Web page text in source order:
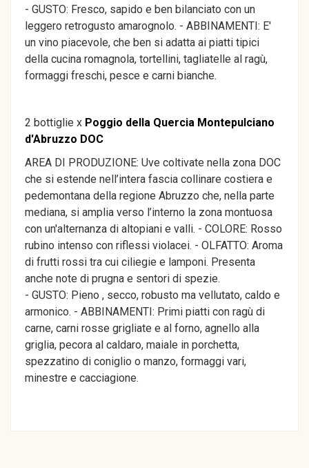
- GUSTO: Fresco, sapido e ben bilanciato con un
leggero retrogusto amarognolo. - ABBINAMENTI: E'
un vino piacevole, che ben si adatta ai piatti tipici
della cucina romagnola, tortellini, tagliatelle al ragù,
formaggi freschi, pesce e carni bianche.
2 bottiglie x Poggio della Quercia Montepulciano
d'Abruzzo DOC
AREA DI PRODUZIONE: Uve coltivate nella zona DOC
che si estende nell’intera fascia collinare costiera e
pedemontana della regione Abruzzo che, nella parte
mediana, si amplia verso l’interno la zona montuosa
con un'alternanza di altopiani e valli. - COLORE: Rosso
rubino intenso con riflessi violacei. - OLFATTO: Aroma
di frutti rossi tra cui ciliegie e lamponi. Presenta
anche note di prugna e sentori di spezie.
- GUSTO: Pieno , secco, robusto ma vellutato, caldo e
armonico. - ABBINAMENTI: Primi piatti con ragù di
carne, carni rosse grigliate e al forno, agnello alla
griglia, pecora al caldaro, maiale in porchetta,
spezzatino di coniglio o manzo, formaggi vari,
minestre e cacciagione.